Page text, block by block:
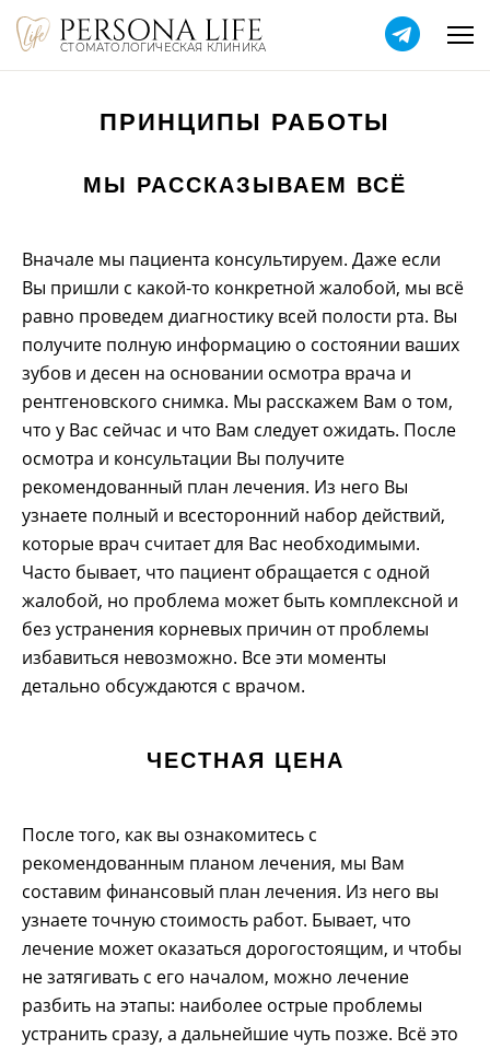
СТОМАТОЛОГИЧЕСКАЯ КЛИНИКА
ПРИНЦИПЫ РАБОТЫ
МЫ РАССКАЗЫВАЕМ ВСЁ
Вначале мы пациента консультируем. Даже если
Вы пришли с какой-то конкретной жалобой, мы всё
равно проведем диагностику всей полости рта. Вы
получите полную информацию о состоянии ваших
зубов и десен на основании осмотра врача и
рентгеновского снимка. Мы расскажем Вам о том,
что у Вас сейчас и что Вам следует ожидать. После
осмотра и консультации Вы получите
рекомендованный план лечения. Из него Вы
узнаете полный и всесторонний набор действий,
которые врач считает для Вас необходимыми.
Часто бывает, что пациент обращается с одной
жалобой, но проблема может быть комплексной и
без устранения корневых причин от проблемы
избавиться невозможно. Все эти моменты
детально обсуждаются с врачом.
ЧЕСТНАЯ ЦЕНА
После того, как вы ознакомитесь с
рекомендованным планом лечения, мы Вам
составим финансовый план лечения. Из него вы
узнаете точную стоимость работ. Бывает, что
лечение может оказаться дорогостоящим, и чтобы
не затягивать с его началом, можно лечение
разбить на этапы: наиболее острые проблемы
устранить сразу, а дальнейшие чуть позже. Всё это